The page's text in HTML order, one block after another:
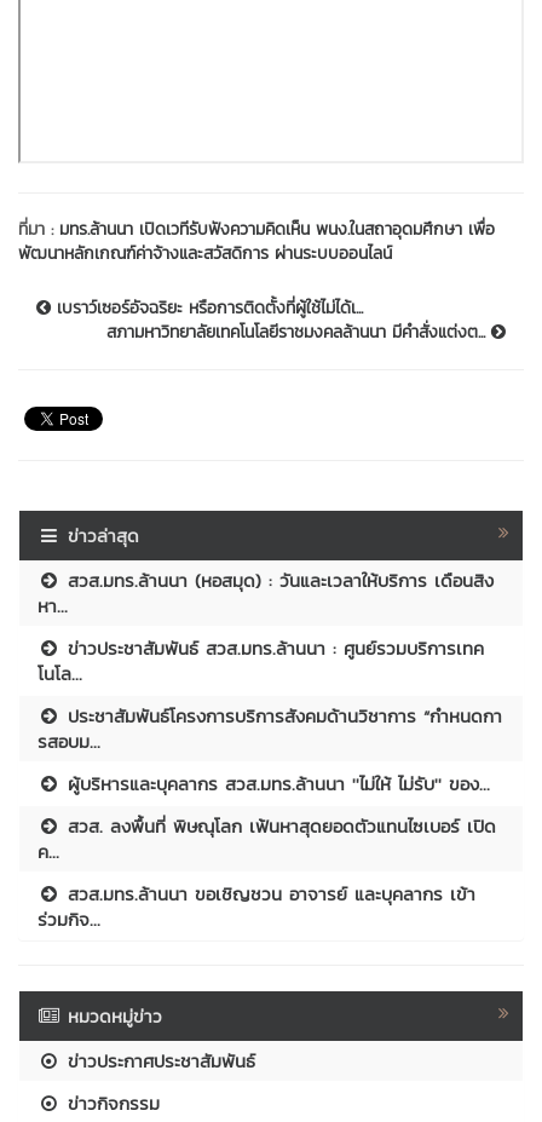
ที่มา : มทร.ล้านนา เปิดเวทีรับฟังความคิดเห็น พนง.ในสถาอุดมศึกษา เพื่อ
พัฒนาหลักเกณฑ์ค่าจ้างและสวัสดิการ ผ่านระบบออนไลน์
เบราว์เซอร์อัจฉริยะ หรือการติดตั้งที่ผู้ใช้ไม่ได้เ...
สภามหาวิทยาลัยเทคโนโลยีราชมงคลล้านนา มีคำสั่งแต่งต...
ข่าวล่าสุด
สวส.มทร.ล้านนา (หอสมุด) : วันและเวลาให้บริการ เดือนสิง
หา...
ข่าวประชาสัมพันธ์ สวส.มทร.ล้านนา : ศูนย์รวมบริการเทค
โนโล...
ประชาสัมพันธ์โครงการบริการสังคมด้านวิชาการ “กำหนดกา
รสอบม...
ผู้บริหารและบุคลากร สวส.มทร.ล้านนา ''ไม่ให้ ไม่รับ'' ของ...
สวส. ลงพื้นที่ พิษณุโลก เฟ้นหาสุดยอดตัวแทนไซเบอร์ เปิด
ค...
สวส.มทร.ล้านนา ขอเชิญชวน อาจารย์ และบุคลากร เข้า
ร่วมกิจ...
หมวดหมู่ข่าว
ข่าวประกาศประชาสัมพันธ์
ข่าวกิจกรรม